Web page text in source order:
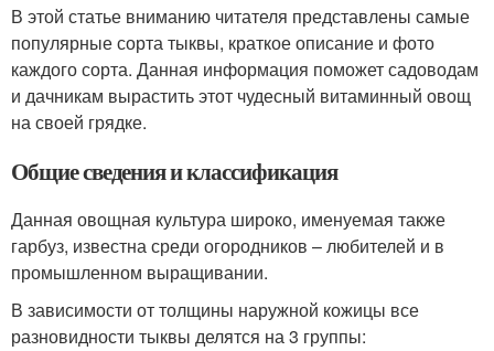
В этой статье вниманию читателя представлены самые
популярные сорта тыквы, краткое описание и фото
каждого сорта. Данная информация поможет садоводам
и дачникам вырастить этот чудесный витаминный овощ
на своей грядке.
Общие сведения и классификация
Данная овощная культура широко, именуемая также
гарбуз, известна среди огородников – любителей и в
промышленном выращивании.
В зависимости от толщины наружной кожицы все
разновидности тыквы делятся на 3 группы: